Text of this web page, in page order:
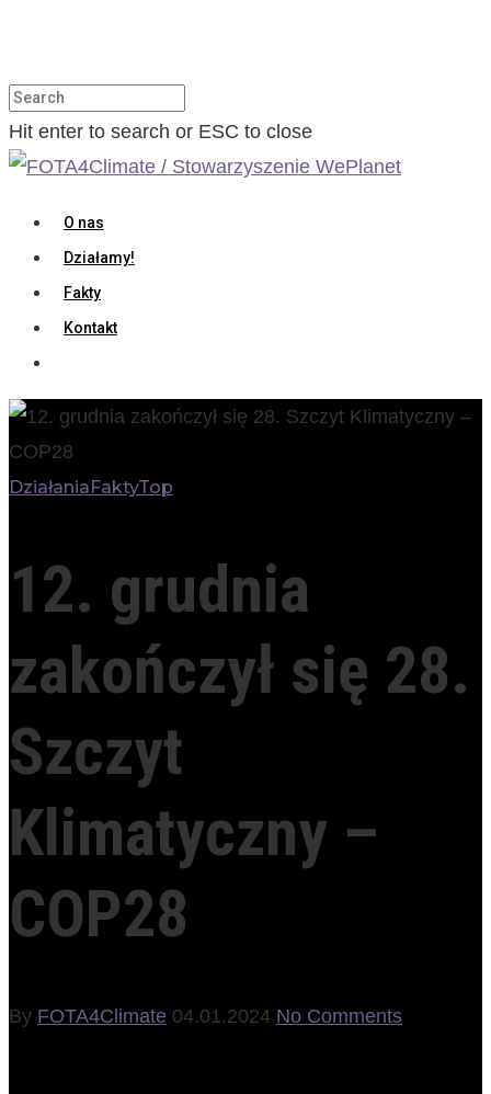
Hit enter to search or ESC to close
O nas
Działamy!
Fakty
Kontakt
DziałaniaFaktyTop
12. grudnia
zakończył się 28.
Szczyt
Klimatyczny –
COP28
By FOTA4Climate 04.01.2024 No Comments